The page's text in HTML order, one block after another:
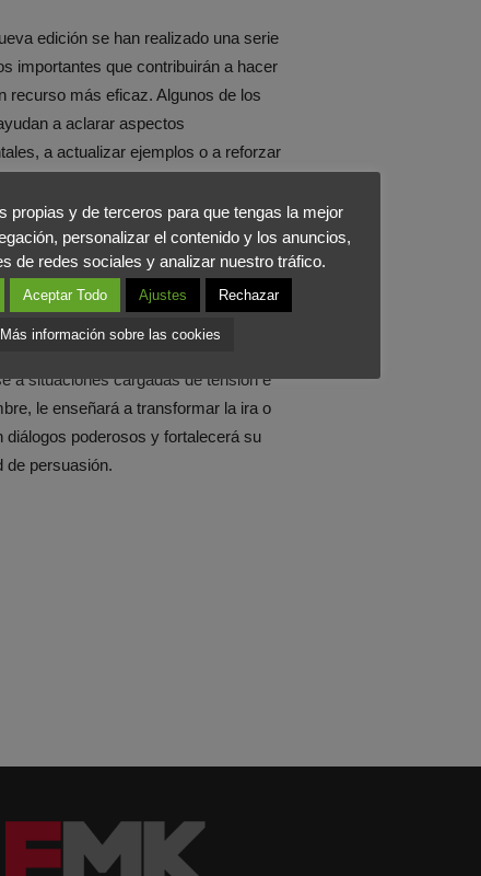
edición se han realizado una serie
importantes que contribuirán a hacer
recurso más eficaz. Algunos de los
a aclarar aspectos
a actualizar ejemplos o a reforzar
investigaciones, historias
que ilustran los principios
enlaces de vídeos instructivos y
con reflexiones de los autores.
a situaciones cargadas de tensión e
le enseñará a transformar la ira o
diálogos poderosos y fortalecerá su
de persuasión.
propias y de terceros para que tengas la mejor
personalizar el contenido y los anuncios,
de redes sociales y analizar nuestro tráfico.
Aceptar Todo Ajustes Rechazar
Más información sobre las cookies